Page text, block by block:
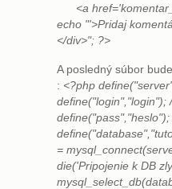
<a
echo "'>Pridaj
</div>"; ?>
A posledný súbor
: <?php
define("login","login");
=
die('Pripojenie k DB